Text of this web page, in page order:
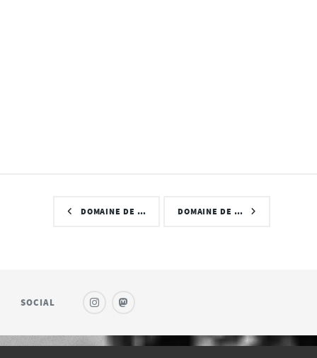
DOMAINE DE … DOMAINE DE …
SOCIAL